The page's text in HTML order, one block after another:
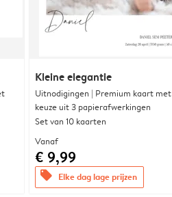
Kleine elegantie
Uitnodigingen | Premium kaart met
keuze uit 3 papierafwerkingen
Set van 10 kaarten
Vanaf
€ 9,99
offers Elke dag lage prijzen